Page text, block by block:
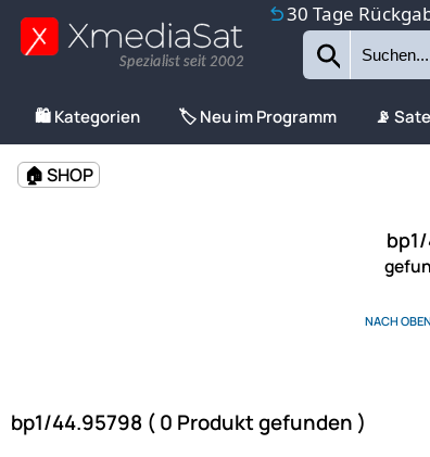
30 Tage
Spezialist seit 2002
🛍️ Kategorien 🏷️ Neu im Programm 📡
🏠 SHOP
NACH OBEN
bp1/44.95798 ( 0 Produkt gefunden )